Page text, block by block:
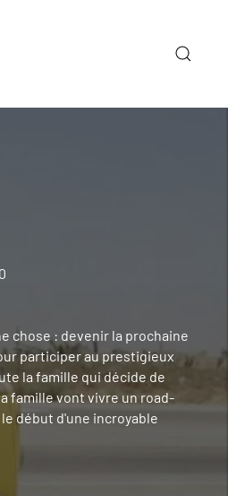
chose : devenir la prochaine
participer au prestigieux
la famille qui décide de
famille vont vivre un road-
début d'une incroyable